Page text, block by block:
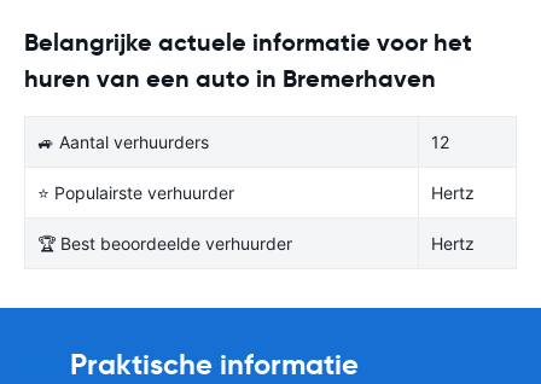
Belangrijke actuele informatie voor het
huren van een auto in Bremerhaven
🚙 Aantal verhuurders 12
⭐ Populairste verhuurder Hertz
🏆 Best beoordeelde verhuurder Hertz
Praktische informatie